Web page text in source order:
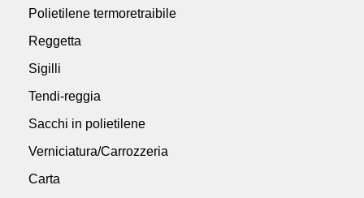
Polietilene termoretraibile
Reggetta
Sigilli
Tendi-reggia
Sacchi in polietilene
Verniciatura/Carrozzeria
Carta